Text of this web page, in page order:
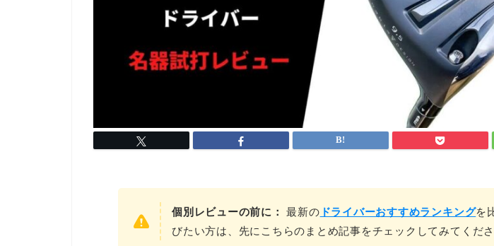
個別レビューの前に： 最新の ドライバーおすすめランキングを
びたい方は、先にこちらのまとめ記事をチェックしてみてくださ